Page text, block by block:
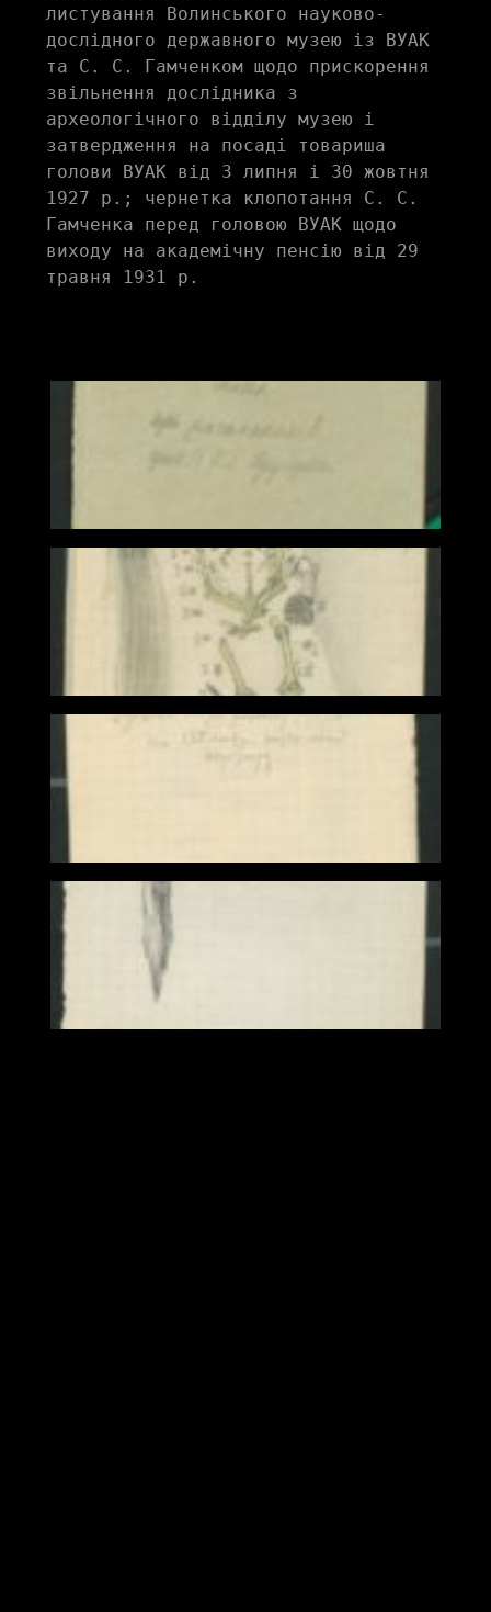
листування Волинського науково-
дослідного державного музею із ВУАК
та С. С. Гамченком щодо прискорення
звільнення дослідника з
археологічного відділу музею і
затвердження на посаді товариша
голови ВУАК від 3 липня і 30 жовтня
1927 р.; чернетка клопотання С. С.
Гамченка перед головою ВУАК щодо
виходу на академічну пенсію від 29
травня 1931 р.